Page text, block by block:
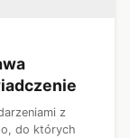
z
do których